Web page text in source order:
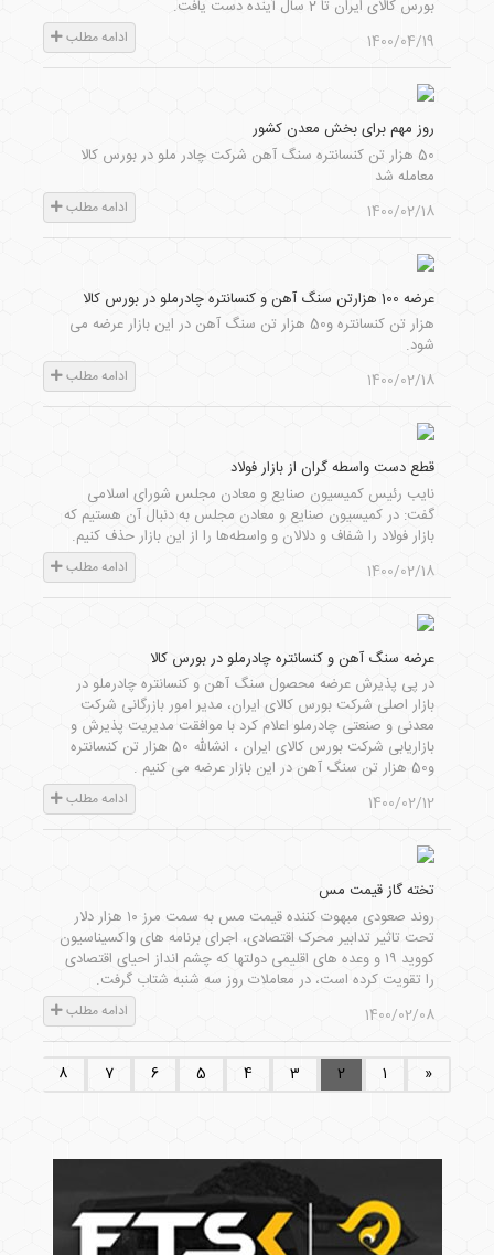
بورس کالای ایران تا 2 سال آینده دست یافت.
1400/04/19
ادامه مطلب
روز مهم برای بخش معدن کشور
50 هزار تن کنسانتره سنگ آهن شرکت چادر ملو در بورس کالا
معامله شد
1400/02/18
ادامه مطلب
عرضه 100 هزارتن سنگ آهن و کنسانتره چادرملو در بورس کالا
هزار تن کنسانتره و50 هزار تن سنگ آهن در این بازار عرضه می
شود.
1400/02/18
ادامه مطلب
قطع دست واسطه گران از بازار فولاد
نایب رئیس کمیسیون صنایع و معادن مجلس شورای اسلامی
گفت: در کمیسیون صنایع و معادن مجلس به دنبال آن هستیم که
بازار فولاد را شفاف و دلالان و واسطه‌ها را از این بازار حذف کنیم.
1400/02/18
ادامه مطلب
عرضه سنگ آهن و کنسانتره چادرملو در بورس کالا
در پی پذیرش عرضه محصول سنگ آهن و کنسانتره چادرملو در
بازار اصلی شرکت بورس کالای ایران، مدیر امور بازرگانی شرکت
معدنی و صنعتی چادرملو اعلام کرد با موافقت مدیریت پذیرش و
بازاریابی شرکت بورس کالای ایران ، انشالله 50 هزار تن کنسانتره
و50 هزار تن سنگ آهن در این بازار عرضه می کنیم .
1400/02/12
ادامه مطلب
تخته گاز قیمت مس
روند صعودی مبهوت کننده قیمت مس به سمت مرز ۱۰ هزار دلار
تحت تاثیر تدابیر محرک اقتصادی، اجرای برنامه های واکسیناسیون
کووید ۱۹ و وعده های اقلیمی دولتها که چشم انداز احیای اقتصادی
را تقویت کرده است، در معاملات روز سه شنبه شتاب گرفت.
1400/02/08
ادامه مطلب
«
1
2
3
4
5
6
7
8